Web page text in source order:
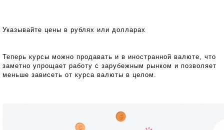
Указывайте цены в рублях или долларах
Теперь курсы можно продавать и в иностранной валюте, что
заметно упрощает работу с зарубежным рынком и позволяет
меньше зависеть от курса валюты в целом.